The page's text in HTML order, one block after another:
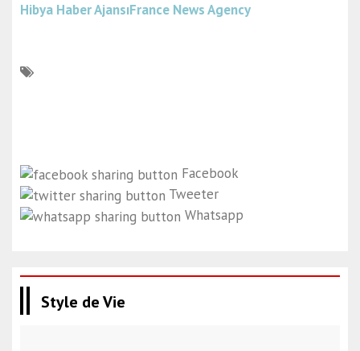
Hibya Haber AjansıFrance News Agency
Facebook
Tweeter
Whatsapp
Style de Vie